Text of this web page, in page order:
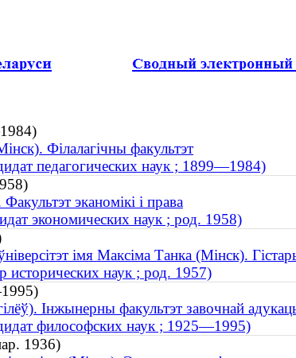
Філалагічны факультэт
педагогических наук ; 1899—1984)
эканомікі і права
экономических наук ; род. 1958)
імя Максіма Танка (Мінск).
наук ; род. 1957)
Інжынерны факультэт завочнай
философских наук ; 1925—1995)
1936)